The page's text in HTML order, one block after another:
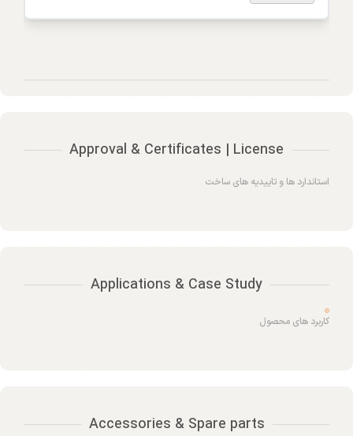
Approval & Certificates | License
استاندارد ها و تاییدیه های ساخت
Applications & Case Study
کاربرد های محصول
Accessories & Spare parts